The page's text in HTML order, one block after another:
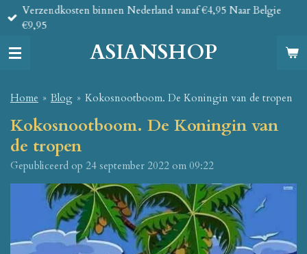
Ga
direct
de
ASIANSHOP
Verzendkosten binnen Nederland vanaf €4,95 Naar Belgie
€9,95
Home » Blog » Kokosnootboom. De Koningin van de tropen
Kokosnootboom. De Koningin van
de tropen
Gepubliceerd op 24 september 2022 om 09:22